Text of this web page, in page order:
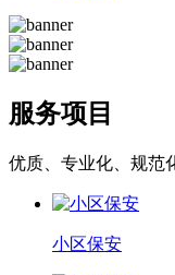
服务项目
优质、专业化、规范
小区保安